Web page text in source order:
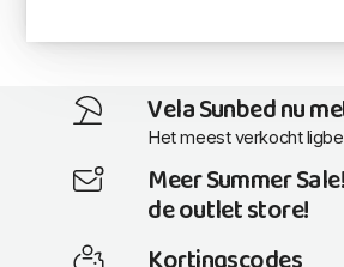
Vela Sunbed nu
Het meest verkocht
Meer Summer
de outlet store!